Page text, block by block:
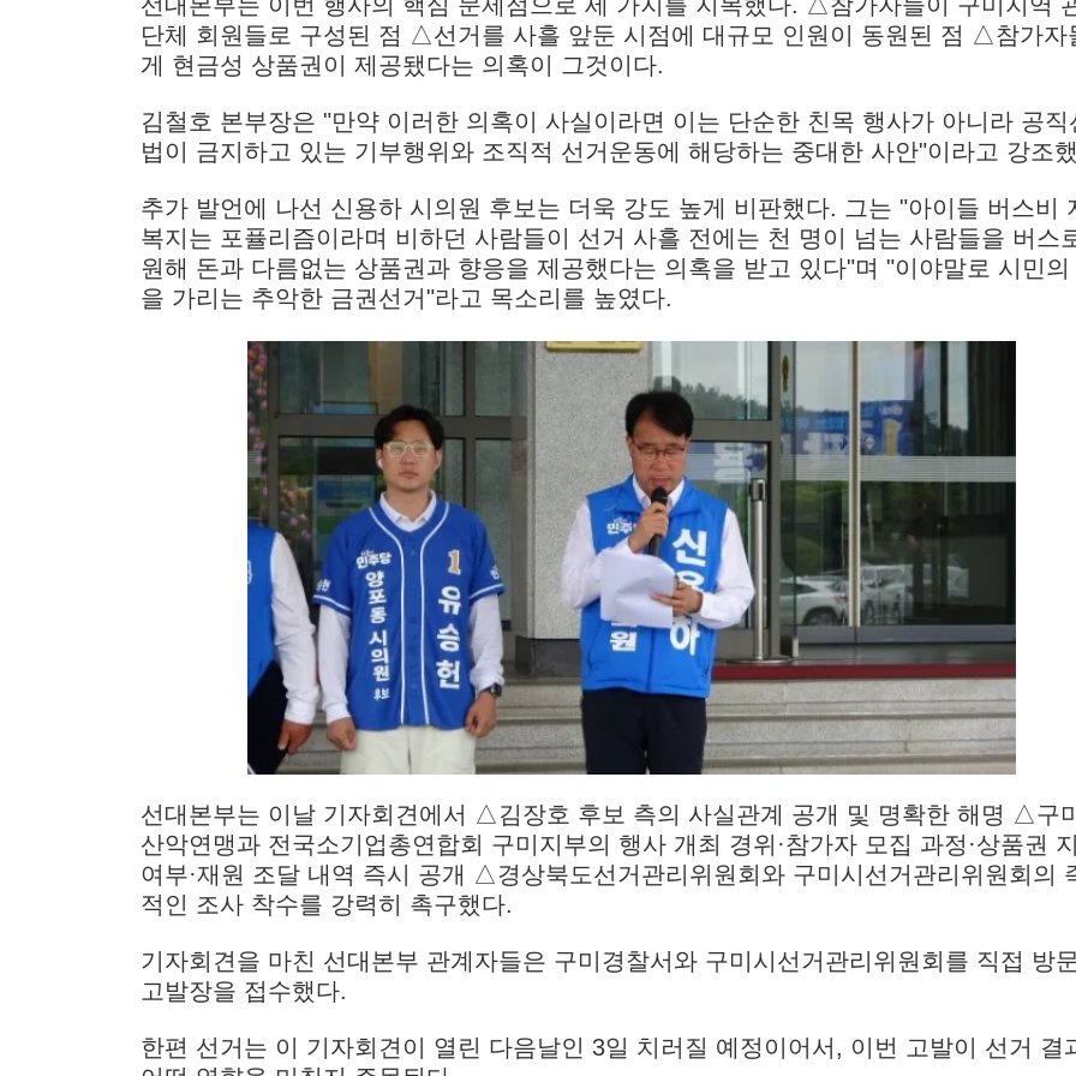
단체 회원들로 구성된 점 △선거를 사흘 앞둔 시점에 대규모 인원이 동원된 점 △참가자
게 현금성 상품권이 제공됐다는 의혹이 그것이다.
김철호 본부장은 "만약 이러한 의혹이 사실이라면 이는 단순한 친목 행사가 아니라 공직
법이 금지하고 있는 기부행위와 조직적 선거운동에 해당하는 중대한 사안"이라고 강조
추가 발언에 나선 신용하 시의원 후보는 더욱 강도 높게 비판했다. 그는 "아이들 버스비
복지는 포퓰리즘이라며 비하던 사람들이 선거 사흘 전에는 천 명이 넘는 사람들을 버스
원해 돈과 다름없는 상품권과 향응을 제공했다는 의혹을 받고 있다"며 "이야말로 시민의
을 가리는 추악한 금권선거"라고 목소리를 높였다.
선대본부는 이날 기자회견에서 △김장호 후보 측의 사실관계 공개 및 명확한 해명 △구
산악연맹과 전국소기업총연합회 구미지부의 행사 개최 경위·참가자 모집 과정·상품권
여부·재원 조달 내역 즉시 공개 △경상북도선거관리위원회와 구미시선거관리위원회의
적인 조사 착수를 강력히 촉구했다.
기자회견을 마친 선대본부 관계자들은 구미경찰서와 구미시선거관리위원회를 직접 방
고발장을 접수했다.
한편 선거는 이 기자회견이 열린 다음날인 3일 치러질 예정이어서, 이번 고발이 선거 결